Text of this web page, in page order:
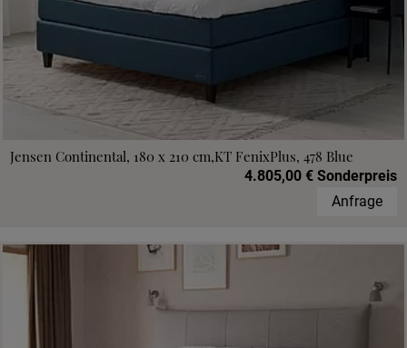
Jensen Continental, 180 x 210 cm,KT FenixPlus, 478 Blue
4.805,00 € Sonderpreis
Anfrage